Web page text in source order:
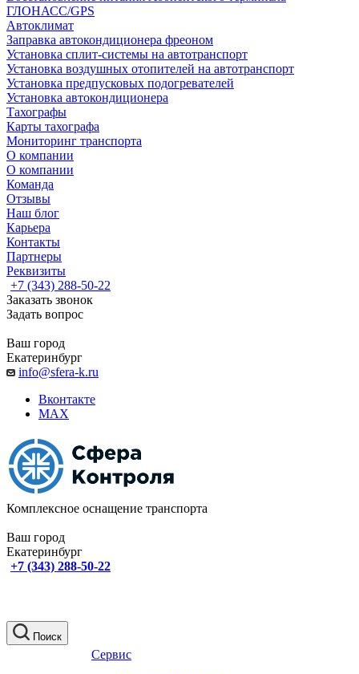
ГЛОНАСС/GPS
Автоклимат
Заправка автокондиционера фреоном
Установка сплит-системы на автотранспорт
Установка воздушных отопителей на автотранспорт
Установка предпусковых подогревателей
Установка автокондиционера
Тахографы
Карты тахографа
Мониторинг транспорта
О компании
О компании
Команда
Отзывы
Наш блог
Карьера
Контакты
Партнеры
Реквизиты
+7 (343) 288-50-22
Заказать звонок
Задать вопрос
Ваш город
Екатеринбург
info@sfera-k.ru
Вконтакте
MAX
Комплексное оснащение транспорта
Ваш город
Екатеринбург
+7 (343) 288-50-22
Поиск
Сервис